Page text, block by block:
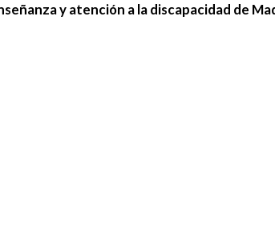
y atención a la discapacidad de